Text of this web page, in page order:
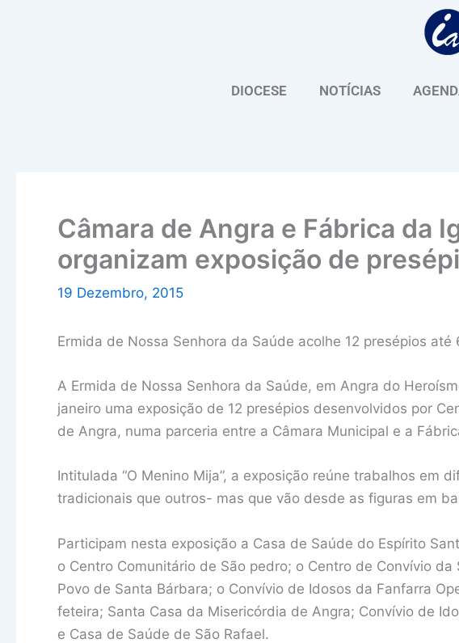
DIOCESE NOTÍCIAS
Câmara de Angra e Fábrica da
organizam exposição de
19 Dezembro, 2015
Ermida de Nossa Senhora da Saúde acolhe 12 presépios até
A Ermida de Nossa Senhora da Saúde, em Angra do
janeiro uma exposição de 12 presépios desenvolvidos por
de Angra, numa parceria entre a Câmara Municipal e a
Intitulada “O Menino Mija”, a exposição reúne trabalhos em
tradicionais que outros- mas que vão desde as figuras em
Participam nesta exposição a Casa de Saúde do Espírito
o Centro Comunitário de São pedro; o Centro de Convívio
Povo de Santa Bárbara; o Convívio de Idosos da Fanfarra
feteira; Santa Casa da Misericórdia de Angra; Convívio de
e Casa de Saúde de São Rafael.